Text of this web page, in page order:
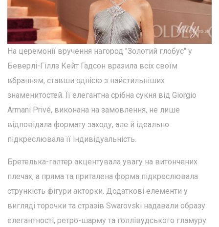
На церемонії вручення нагород "Золотий глобус" у
Беверлі-Гіллз Кейт Гадсон вразила всіх своїм
вбранням, ставши однією з найстильніших
знаменитостей. Її елегантна срібна сукня від Giorgio
Armani Privé, виконана на замовлення, не лише
відповідала формату заходу, але й ідеально
підкреслювала її індивідуальність.
Бретелька-галтер акцентувала увагу на витончених
плечах, а пряма та приталена форма підкреслювала
стрункість фігури акторки. Додаткові елементи у
вигляді торочки та стразів Swarovski надавали образу
елегантності, ретро-шарму та голлівудського гламуру.